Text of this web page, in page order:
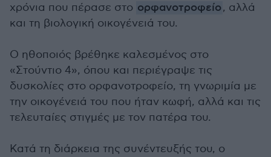
χρόνια που πέρασε στο ορφανοτροφείο, αλλά
και τη βιολογική οικογένειά του.
Ο ηθοποιός βρέθηκε καλεσμένος στο
«Στούντιο 4», όπου και περιέγραψε τις
δυσκολίες στο ορφανοτροφείο, τη γνωριμία με
την οικογένειά του που ήταν κωφή, αλλά και τις
τελευταίες στιγμές με τον πατέρα του.
Κατά τη διάρκεια της συνέντευξής του, ο